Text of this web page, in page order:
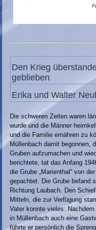
Den Krieg
geblieben
Erika und Walter
Die schweren Zeiten waren
wurde und die Männer
und die Familie ernähren zu
Müllenbach damit begonnen,
Gruben aufzumachen und
berichtete, tat das Anfang
die Grube „Marienthal“ von
gepachtet. Die Grube befand
Richtung Laubach. Den
Mitteln, die zur Verfügung
Vater konnte vieles:
in Müllenbach auch eine
führte er persönlich die